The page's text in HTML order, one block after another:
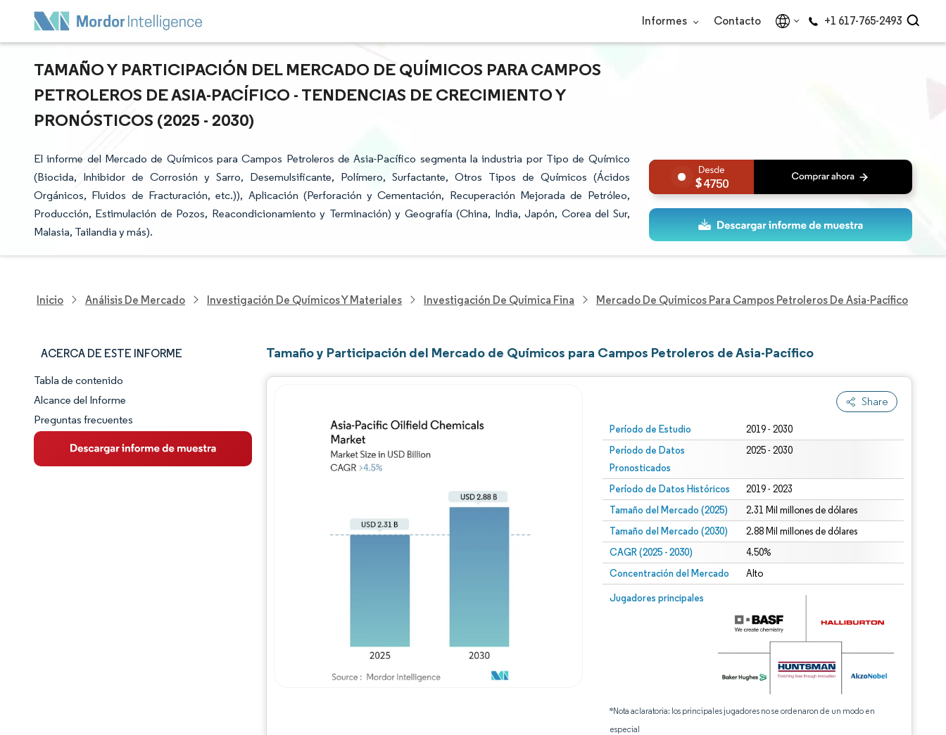
Informes Contacto +1 617-765-2493
TAMAÑO Y PARTICIPACIÓN DEL MERCADO DE QUÍMICOS PARA CAMPOS
PETROLEROS DE ASIA-PACÍFICO - TENDENCIAS DE CRECIMIENTO Y
PRONÓSTICOS (2025 - 2030)
El informe del Mercado de Químicos para Campos Petroleros de Asia-Pacífico segmenta la industria por Tipo de Químico
(Biocida, Inhibidor de Corrosión y Sarro, Desemulsificante, Polímero, Surfactante, Otros Tipos de Químicos (Ácidos
Orgánicos, Fluidos de Fracturación, etc.)), Aplicación (Perforación y Cementación, Recuperación Mejorada de Petróleo,
Producción, Estimulación de Pozos, Reacondicionamiento y Terminación) y Geografía (China, India, Japón, Corea del Sur,
Malasia, Tailandia y más).
4750
Inicio Análisis De Mercado Investigación De Químicos Y Materiales Investigación De Química Fina Mercado De Químicos Para Campos Petroleros De Asia-Pacífico
ACERCA DE ESTE INFORME
Panorama del Mercado
Visión General del Mercado
Tendencias Principales del Mercado
Tabla de contenido
Alcance del Informe
Preguntas frecuentes
Tamaño y Participación del Mercado de Químicos para Campos Petroleros de Asia-Pacífico
Share
Período de Estudio 2019 - 2030
Período de Datos
Pronosticados
2025 - 2030
Período de Datos Históricos 2019 - 2023
Tamaño del Mercado (2025) 2.31 Mil millones de dólares
Tamaño del Mercado (2030) 2.88 Mil millones de dólares
CAGR (2025 - 2030) 4.50%
Concentración del Mercado Alto
Jugadores principales
*Nota aclaratoria: los principales jugadores no se ordenaron de un modo en
especial